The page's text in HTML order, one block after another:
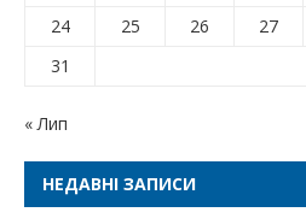
24
25 26 27
31
« Лип
НЕДАВНІ ЗАПИСИ